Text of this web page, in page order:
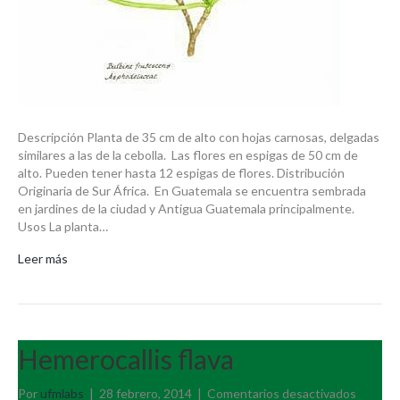
Descripción Planta de 35 cm de alto con hojas carnosas, delgadas
similares a las de la cebolla. Las flores en espigas de 50 cm de
alto. Pueden tener hasta 12 espigas de flores. Distribución
Originaria de Sur África. En Guatemala se encuentra sembrada
en jardines de la ciudad y Antigua Guatemala principalmente.
Usos La planta…
Leer más
Hemerocallis flava
Por ufmlabs | 28 febrero, 2014 | Comentarios desactivados